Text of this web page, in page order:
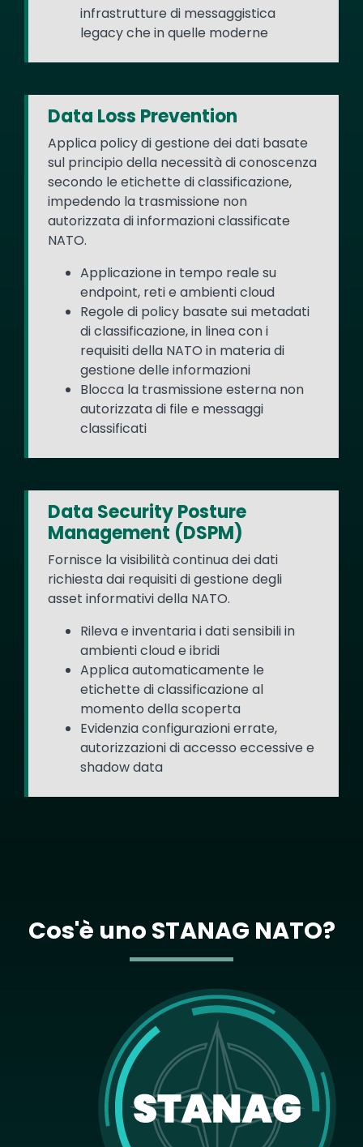
infrastrutture di messaggistica
legacy che in quelle moderne
Data Loss Prevention
Applica policy di gestione dei dati basate
sul principio della necessità di conoscenza
secondo le etichette di classificazione,
impedendo la trasmissione non
autorizzata di informazioni classificate
NATO.
Applicazione in tempo reale su
endpoint, reti e ambienti cloud
Regole di policy basate sui metadati
di classificazione, in linea con i
requisiti della NATO in materia di
gestione delle informazioni
Blocca la trasmissione esterna non
autorizzata di file e messaggi
classificati
Data Security Posture
Management (DSPM)
Fornisce la visibilità continua dei dati
richiesta dai requisiti di gestione degli
asset informativi della NATO.
Rileva e inventaria i dati sensibili in
ambienti cloud e ibridi
Applica automaticamente le
etichette di classificazione al
momento della scoperta
Evidenzia configurazioni errate,
autorizzazioni di accesso eccessive e
shadow data
Cos'è uno STANAG NATO?